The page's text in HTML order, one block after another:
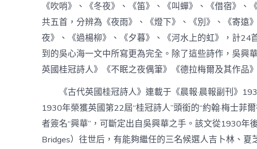
《吹哨》、《冬夜》、《笛》、《叫蟬》、《借宿》、
共五首，分辨為《夜雨》、《燈下》、《別》、《寄遠
夜》、《過楊柳》、《夕暮》、《河水上的虹》，計24
到的吳心海一文中所寫更為完全。除了這些詩作，吳興
英國桂冠詩人》《不眠之夜偶筆》《德拉梅爾及其作品
《古代英國桂冠詩人》連載于《晨報·晨報副刊》
1930年榮獲英國第22屆“桂冠詩人”頭銜的“約翰·梅士菲
者簽名“興華”，可斷定出自吳興華之手。該文從1930年
Bridges）往世后，有能夠繼任的三名候選人吉卜林、夏